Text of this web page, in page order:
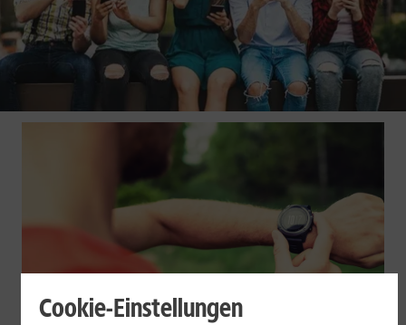
Cookie-Einstellungen